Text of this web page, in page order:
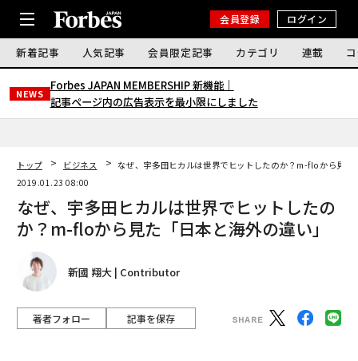
会員登録 ログイン
新着記事 人気記事 会員限定記事 カテゴリ 連載
NEWS
Forbes JAPAN MEMBERSHIP 新機能｜
記事ページ内の広告表示を最小限にしました
トップ ビジネス
なぜ、宇多田ヒカルは世界でヒットしたのか？m-floから見た
2019.01.23 08:00
なぜ、宇多田ヒカルは世界でヒットしたの
か？m-floから見た「日本と海外の違い」
新國 翔大 | Contributor
著者フォロー 記事を保存